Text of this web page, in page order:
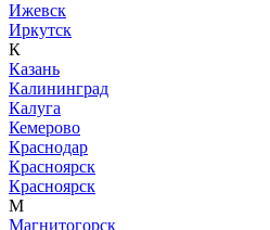
Ижевск
Иркутск
К
Казань
Калининград
Калуга
Кемерово
Краснодар
Красноярск
Красноярск
М
Магнитогорск